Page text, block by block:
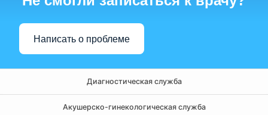
Написать о проблеме
Диагностическая служба
Акушерско-гинекологическая служба